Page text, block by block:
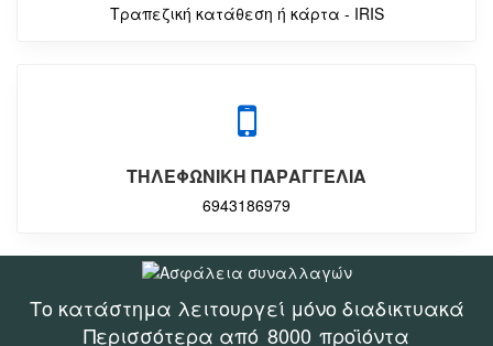
Τραπεζική κατάθεση ή κάρτα - IRIS
ΤΗΛΕΦΩΝΙΚΗ ΠΑΡΑΓΓΕΛΙΑ
6943186979
Το κατάστημα λειτουργεί μόνο διαδικτυακά
Περισσότερα από 8000 προϊόντα